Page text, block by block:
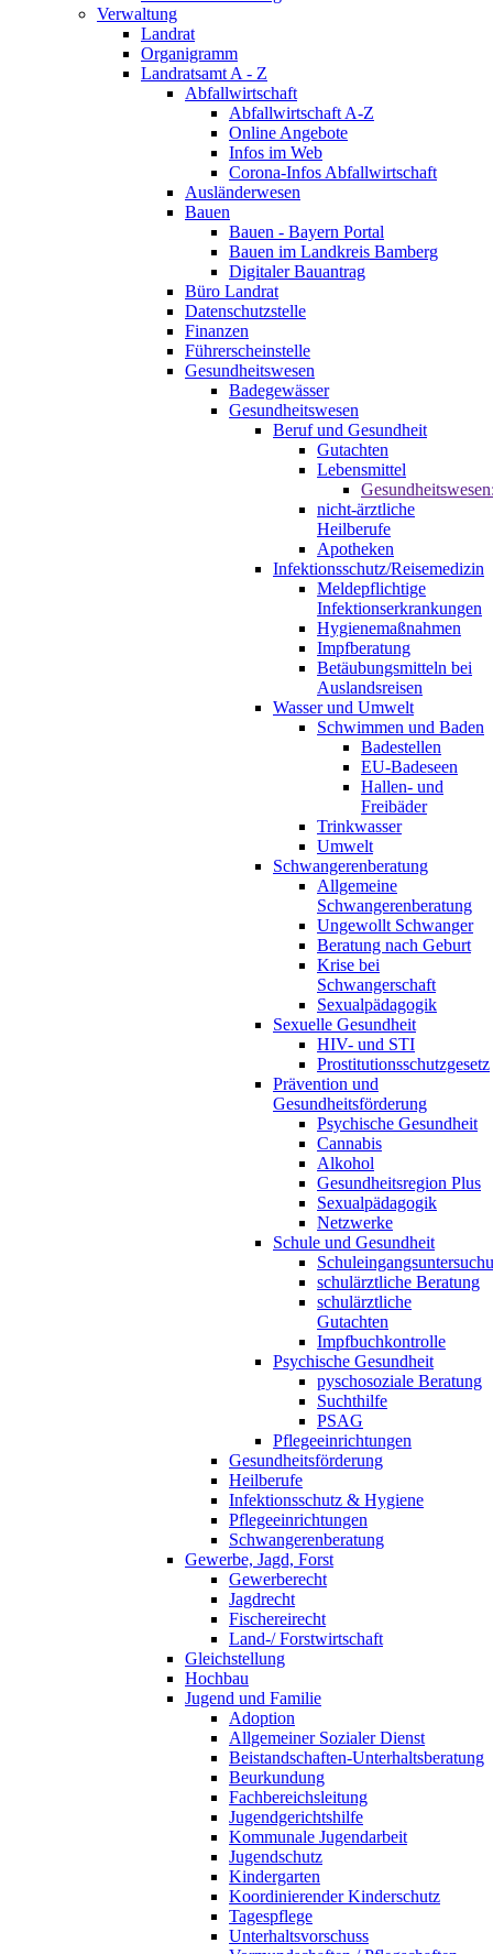
Verwaltung
Landrat
Organigramm
Landratsamt A - Z
Abfallwirtschaft
Abfallwirtschaft A-Z
Online Angebote
Infos im Web
Corona-Infos Abfallwirtschaft
Ausländerwesen
Bauen
Bauen - Bayern Portal
Bauen im Landkreis Bamberg
Digitaler Bauantrag
Büro Landrat
Datenschutzstelle
Finanzen
Führerscheinstelle
Gesundheitswesen
Badegewässer
Gesundheitswesen
Beruf und Gesundheit
Gutachten
Lebensmittel
nicht-ärztliche
Heilberufe
Apotheken
Infektionsschutz/Reisemedizin
Meldepflichtige
Infektionserkrankungen
Hygienemaßnahmen
Impfberatung
Betäubungsmitteln bei
Auslandsreisen
Wasser und Umwelt
Schwimmen und Baden
Badestellen
EU-Badeseen
Hallen- und
Freibäder
Trinkwasser
Umwelt
Schwangerenberatung
Allgemeine
Schwangerenberatung
Ungewollt Schwanger
Beratung nach Geburt
Krise bei
Schwangerschaft
Sexualpädagogik
Sexuelle Gesundheit
HIV- und STI
Prostitutionsschutzgesetz
Prävention und
Gesundheitsförderung
Psychische Gesundheit
Cannabis
Alkohol
Gesundheitsregion Plus
Sexualpädagogik
Netzwerke
Schule und Gesundheit
schulärztliche Beratung
schulärztliche
Gutachten
Impfbuchkontrolle
Psychische Gesundheit
pyschosoziale Beratung
Suchthilfe
PSAG
Pflegeeinrichtungen
Gesundheitsförderung
Heilberufe
Infektionsschutz & Hygiene
Pflegeeinrichtungen
Schwangerenberatung
Gewerbe, Jagd, Forst
Gewerberecht
Jagdrecht
Fischereirecht
Land-/ Forstwirtschaft
Gleichstellung
Hochbau
Jugend und Familie
Adoption
Allgemeiner Sozialer Dienst
Beistandschaften-Unterhaltsberatung
Beurkundung
Fachbereichsleitung
Jugendgerichtshilfe
Kommunale Jugendarbeit
Jugendschutz
Kindergarten
Koordinierender Kinderschutz
Tagespflege
Unterhaltsvorschuss